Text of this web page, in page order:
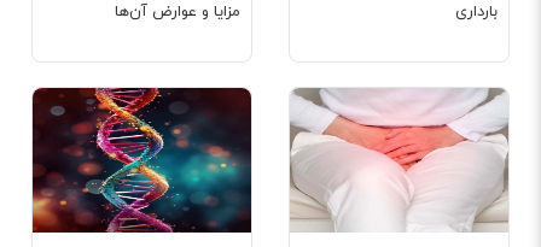
مزایا و عوارض آن‌ها
بارداری